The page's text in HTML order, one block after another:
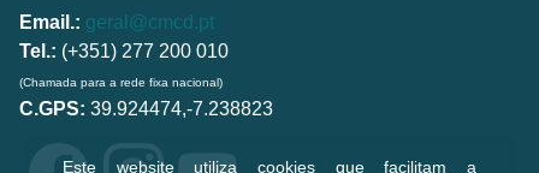
Este website utiliza cookies que facilitam a
Email.: geral@cmcd.pt
Tel.: (+351) 277 200 010
(Chamada para a rede fixa nacional)
C.GPS: 39.924474,-7.238823